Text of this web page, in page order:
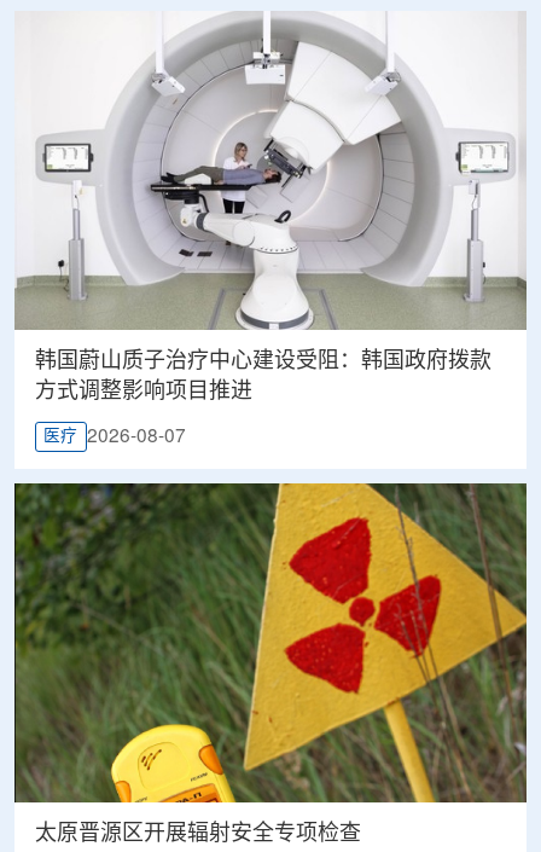
韩国蔚山质子治疗中心建设受阻：韩国政府拨款
方式调整影响项目推进
医疗 2026-08-07
太原晋源区开展辐射安全专项检查